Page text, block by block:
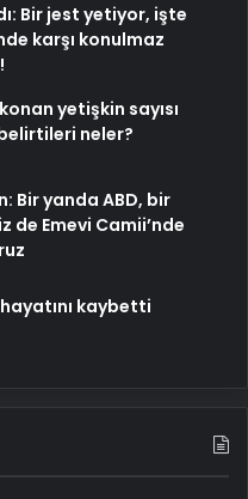
Bir jest yetiyor, işte
karşı konulmaz
yetişkin sayısı
neler?
Bir yanda ABD, bir
de Emevi Camii’nde
kaybetti